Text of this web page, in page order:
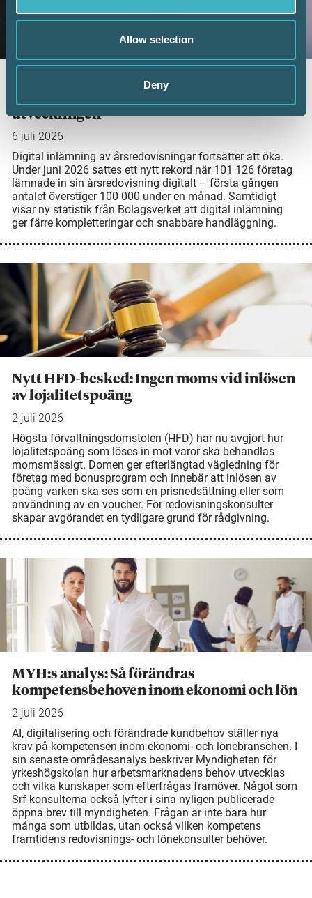
Allow selection
Deny
Fler företag väljer digital årsredovisning –
utvecklingen
6 juli 2026
Digital inlämning av årsredovisningar fortsätter att öka.
Under juni 2026 sattes ett nytt rekord när 101 126 företag
lämnade in sin årsredovisning digitalt – första gången
antalet överstiger 100 000 under en månad. Samtidigt
visar ny statistik från Bolagsverket att digital inlämning
ger färre kompletteringar och snabbare handläggning.
Nytt HFD-besked: Ingen moms vid inlösen
av lojalitetspoäng
2 juli 2026
Högsta förvaltningsdomstolen (HFD) har nu avgjort hur
lojalitetspoäng som löses in mot varor ska behandlas
momsmässigt. Domen ger efterlängtad vägledning för
företag med bonusprogram och innebär att inlösen av
poäng varken ska ses som en prisnedsättning eller som
användning av en voucher. För redovisningskonsulter
skapar avgörandet en tydligare grund för rådgivning.
MYH:s analys: Så förändras
kompetensbehoven inom ekonomi och lön
2 juli 2026
AI, digitalisering och förändrade kundbehov ställer nya
krav på kompetensen inom ekonomi- och lönebranschen. I
sin senaste områdesanalys beskriver Myndigheten för
yrkeshögskolan hur arbetsmarknadens behov utvecklas
och vilka kunskaper som efterfrågas framöver. Något som
Srf konsulterna också lyfter i sina nyligen publicerade
öppna brev till myndigheten. Frågan är inte bara hur
många som utbildas, utan också vilken kompetens
framtidens redovisnings- och lönekonsulter behöver.